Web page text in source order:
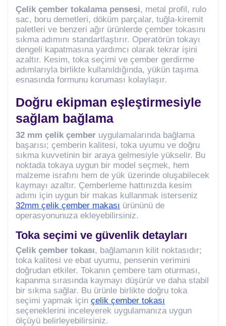
Çelik çember tokalama pensesi, metal profil, rulo
sac, boru demetleri, döküm parçalar, tuğla-kiremit
paletleri ve benzeri ağır ürünlerde çember tokasını
sıkma adımını standartlaştırır. Operatörün tokayı
dengeli kapatmasına yardımcı olarak tekrar işini
azaltır. Kesim, toka seçimi ve çember gerdirme
adımlarıyla birlikte kullanıldığında, yükün taşıma
esnasında formunu koruması kolaylaşır.
Doğru ekipman eşleştirmesiyle
sağlam bağlama
32 mm çelik çember uygulamalarında bağlama
başarısı; çemberin kalitesi, toka uyumu ve doğru
sıkma kuvvetinin bir araya gelmesiyle yükselir. Bu
noktada tokaya uygun bir model seçmek, hem
malzeme israfını hem de yük üzerinde oluşabilecek
kaymayı azaltır. Çemberleme hattınızda kesim
adımı için uygun bir makas kullanmak isterseniz
32mm çelik çember makası ürününü de
operasyonunuza ekleyebilirsiniz.
Toka seçimi ve güvenlik detayları
Çelik çember tokası, bağlamanın kilit noktasıdır;
toka kalitesi ve ebat uyumu, pensenin verimini
doğrudan etkiler. Tokanın çembere tam oturması,
kapanma sırasında kaymayı düşürür ve daha stabil
bir sıkma sağlar. Bu ürünle birlikte doğru toka
seçimi yapmak için çelik çember tokası
seçeneklerini inceleyerek uygulamanıza uygun
ölçüyü belirleyebilirsiniz.